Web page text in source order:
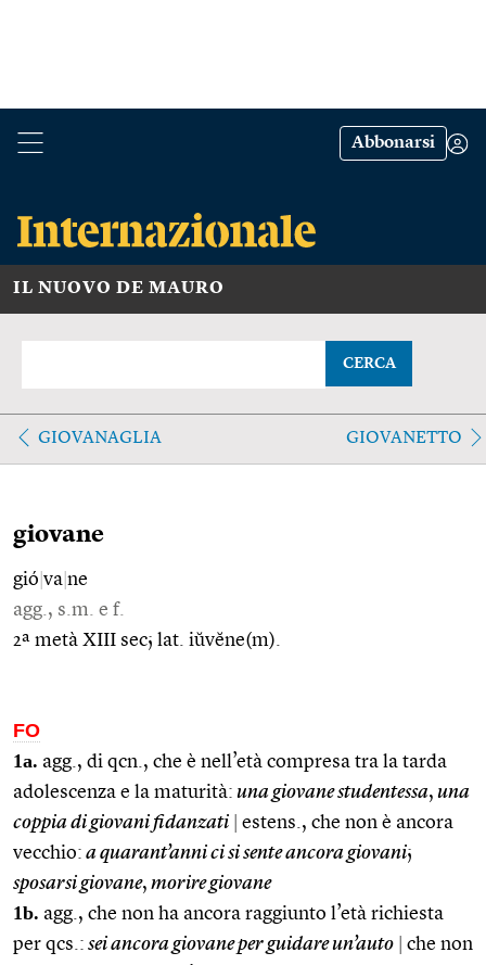
Abbonarsi
IL NUOVO DE MAURO
CERCA
GIOVANAGLIA GIOVANETTO
giovane
gió va ne
agg., s.m. e f.
2ª metà XIII sec; lat. iŭvĕne(m).
FO
1a. agg., di qcn., che è nell’età compresa tra la tarda
adolescenza e la maturità: una giovane studentessa, una
coppia di giovani fidanzati
estens., che non è ancora
vecchio: a quarant’anni ci si sente ancora giovani;
sposarsi giovane, morire giovane
1b. agg., che non ha ancora raggiunto l’età richiesta
per qcs.: sei ancora giovane per guidare un’auto
che non